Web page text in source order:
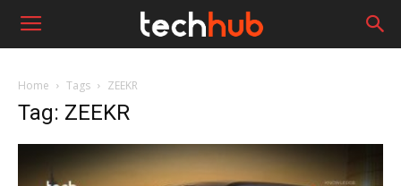
Home Tags ZEEKR
Tag: ZEEKR